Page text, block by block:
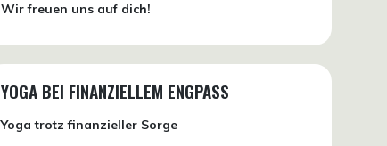
Wir freuen uns auf dich!
YOGA BEI FINANZIELLEM ENGPASS
Yoga trotz finanzieller Sorge